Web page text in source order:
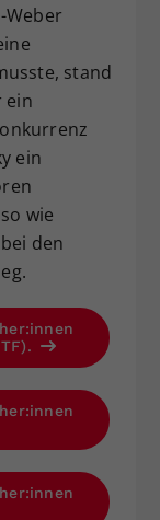
stand
ein
ein
wie
den